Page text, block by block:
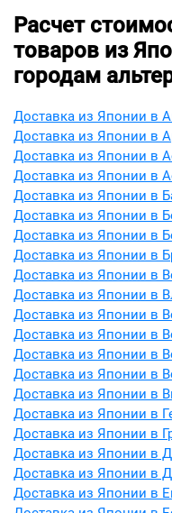
Расчет
товаров из
городам
Доставка из Японии в
Доставка из Японии в
Доставка из Японии в
Доставка из Японии в
Доставка из Японии в
Доставка из Японии в
Доставка из Японии в
Доставка из Японии в
Доставка из Японии в
Доставка из Японии в
Доставка из Японии в
Доставка из Японии в
Доставка из Японии в
Доставка из Японии в
Доставка из Японии в
Доставка из Японии в
Доставка из Японии в
Доставка из Японии в
Доставка из Японии в
Доставка из Японии в